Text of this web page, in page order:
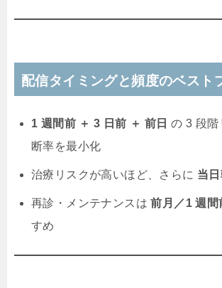
配信タイミングと頻度のベスト
1 週間前 ＋ 3 日前 ＋ 前日 の 3 段階
断率を最小化
治療リスクが高いほど、さらに 当日
再診・メンテナンスは前月／1 週間
すめ